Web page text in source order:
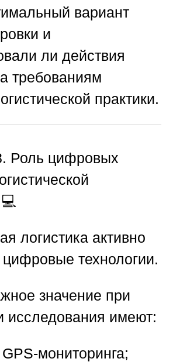
вариант
и
ли действия
требованиям
практики.
Роль цифровых
💻
логистика активно
цифровые технологии.
значение при
исследования имеют:
мониторинга;